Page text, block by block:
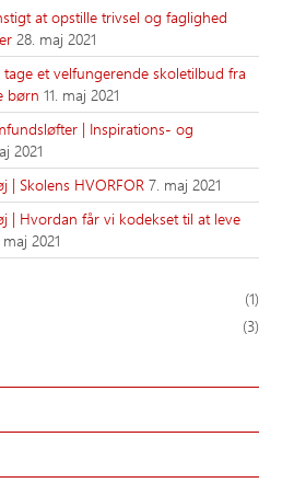
at opstille trivsel og faglighed
28. maj 2021
tage et velfungerende skoletilbud fra
børn 11. maj 2021
| Inspirations- og
2021
Skolens HVORFOR 7. maj 2021
| Hvordan får vi kodekset til at leve
2021
(1)
(3)